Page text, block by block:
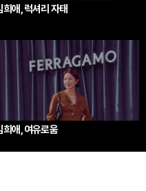
희애, 럭셔리 자태
희애, 여유로움